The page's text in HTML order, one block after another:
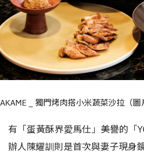
AKAME _ 獨門烤肉搭小米蔬菜沙拉（圖
有「蛋黃酥界愛馬仕」美譽的「
辦人陳耀訓則是首次與妻子現身